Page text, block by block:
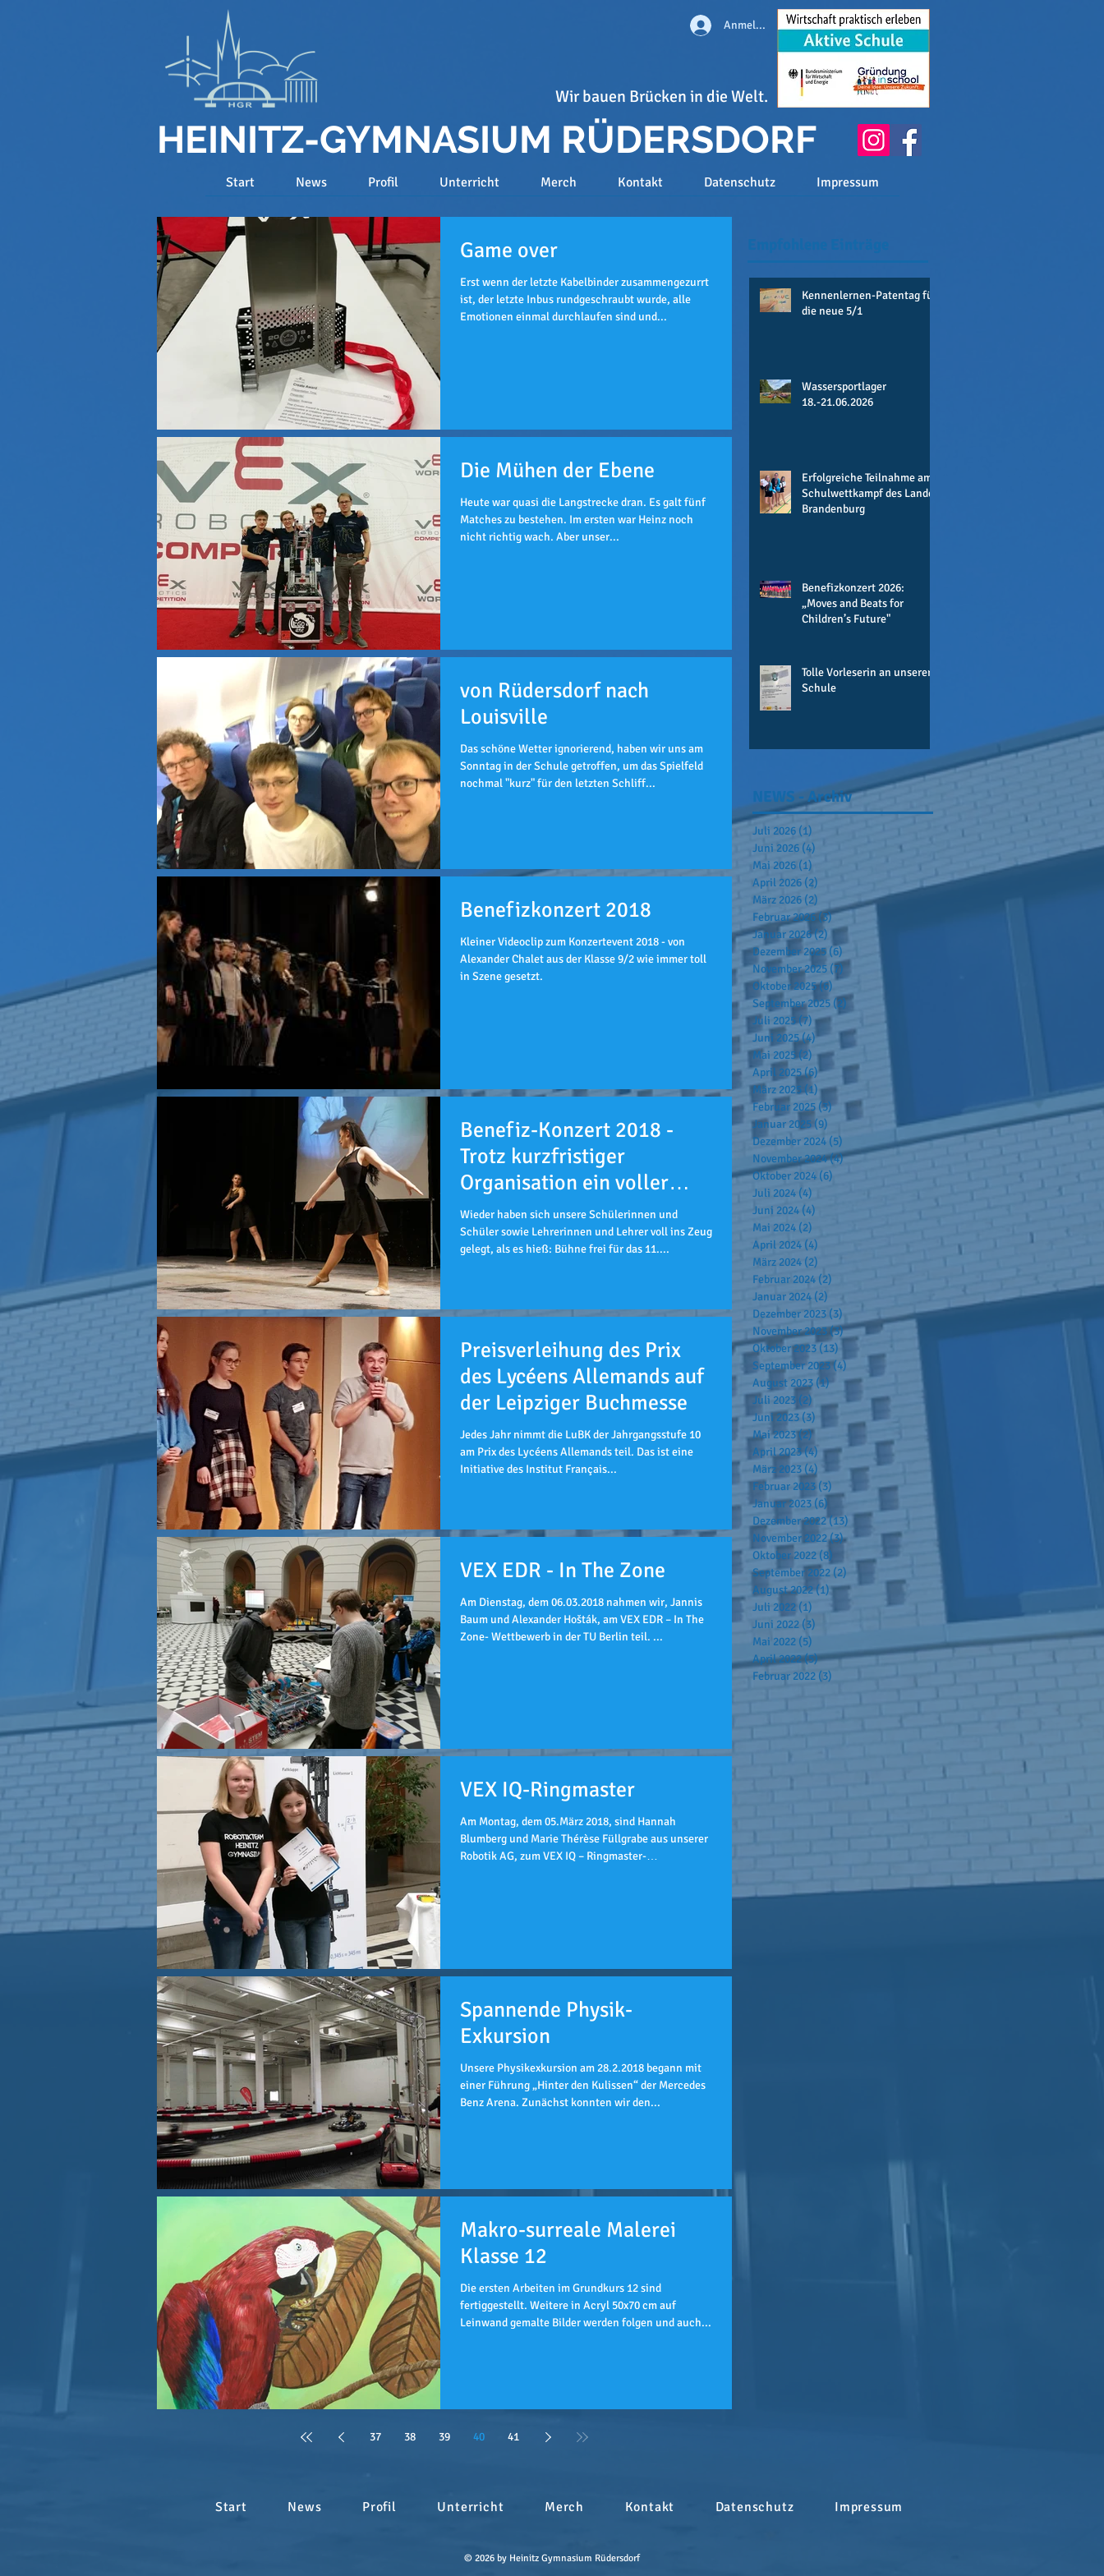
Anmelden
Wir bauen Brücken in die Welt.
HEINITZ-GYMNASIUM RÜDERSDORF
Start News Profil Unterricht Merch Kontakt Datenschutz Impressum
Game over
Erst wenn der letzte Kabelbinder zusammengezurrt
ist, der letzte Inbus rundgeschraubt wurde, alle
Emotionen einmal durchlaufen sind und...
Die Mühen der Ebene
Heute war quasi die Langstrecke dran. Es galt fünf
Matches zu bestehen. Im ersten war Heinz noch
nicht richtig wach. Aber unser...
von Rüdersdorf nach
Louisville
Das schöne Wetter ignorierend, haben wir uns am
Sonntag in der Schule getroffen, um das Spielfeld
nochmal "kurz" für den letzten Schliff...
Benefizkonzert 2018
Kleiner Videoclip zum Konzertevent 2018 - von
Alexander Chalet aus der Klasse 9/2 wie immer toll
in Szene gesetzt.
Benefiz-Konzert 2018 -
Trotz kurzfristiger
Organisation ein voller
Erfolg
Wieder haben sich unsere Schülerinnen und
Schüler sowie Lehrerinnen und Lehrer voll ins Zeug
gelegt, als es hieß: Bühne frei für das 11....
Preisverleihung des Prix
des Lycéens Allemands auf
der Leipziger Buchmesse
Jedes Jahr nimmt die LuBK der Jahrgangsstufe 10
am Prix des Lycéens Allemands teil. Das ist eine
Initiative des Institut Français...
VEX EDR - In The Zone
Am Dienstag, dem 06.03.2018 nahmen wir, Jannis
Baum und Alexander Hošták, am VEX EDR – In The
Zone- Wettbewerb in der TU Berlin teil. ...
VEX IQ-Ringmaster
Am Montag, dem 05.März 2018, sind Hannah
Blumberg und Marie Thérèse Füllgrabe aus unserer
Robotik AG, zum VEX IQ – Ringmaster-
Spannende Physik-
Exkursion
Unsere Physikexkursion am 28.2.2018 begann mit
einer Führung „Hinter den Kulissen“ der Mercedes
Benz Arena. Zunächst konnten wir den...
Makro-surreale Malerei
Klasse 12
Die ersten Arbeiten im Grundkurs 12 sind
fertiggestellt. Weitere in Acryl 50x70 cm auf
Leinwand gemalte Bilder werden folgen und auch...
37 38 39 40 41
Kennenlernen-Patentag für
die neue 5/1
Wassersportlager
18.-21.06.2026
Erfolgreiche Teilnahme am
Schulwettkampf des Landes
Brandenburg
Benefizkonzert 2026:
„Moves and Beats for
Children’s Future"
Tolle Vorleserin an unserer
Schule
NEWS - Archiv
Juli 2026 (1)
Juni 2026 (4)
Mai 2026 (1)
April 2026 (2)
März 2026 (2) 2 Beiträge
Februar 2026 (3)3 Beiträge
Januar 2026(2)
Dezember 2025 (6)
November 2025 (7)
Oktober 2025(6)
September 2025 (2) 2 Beiträge
Juli 2025(7) 7 Beiträge
Juni 2025(4)4 Beiträge
Mai 2025(2) 2 Beiträge
April 2025(6)6 Beiträge
März 2025 (1) 1 Beitrag
Februar 2025 (3)3 Beiträge
Januar 2025 (9) 9 Beiträge
Dezember 2024 (5) 5 Beiträge
November 2024(4)4 Beiträge
Oktober 2024 (6)
Juli 2024 (4)
Juni 2024 (4)
Mai 2024 (2)
April 2024 (4)
März 2024 (2)
Februar 2024 (2)
Januar 2024 (2)
Dezember 2023 (3)
November 2023(3)3 Beiträge
Oktober 2023 (13)
September 2023 (4)
August 2023 (1)1 Beitrag
Juli 2023 (2) 2 Beiträge
Juni 2023 (3)
Mai 2023(2)
April 2023(4) 4 Beiträge
März 2023 (4) 4 Beiträge
Februar 2023 (3) 3 Beiträge
Januar 2023 (6)
Dezember 2022(13)
November 2022(3)3 Beiträge
Oktober 2022 (8) 8 Beiträge
September 2022 (2)
August 2022(1)1 Beitrag
Juli 2022 (1)
Juni 2022 (3)
Mai 2022 (5)
April 2022(5)5 Beiträge
Februar 2022 (3)
Start News Profil Unterricht Merch Kontakt Datenschutz Impressum
© 2026 by Heinitz Gymnasium Rüdersdorf